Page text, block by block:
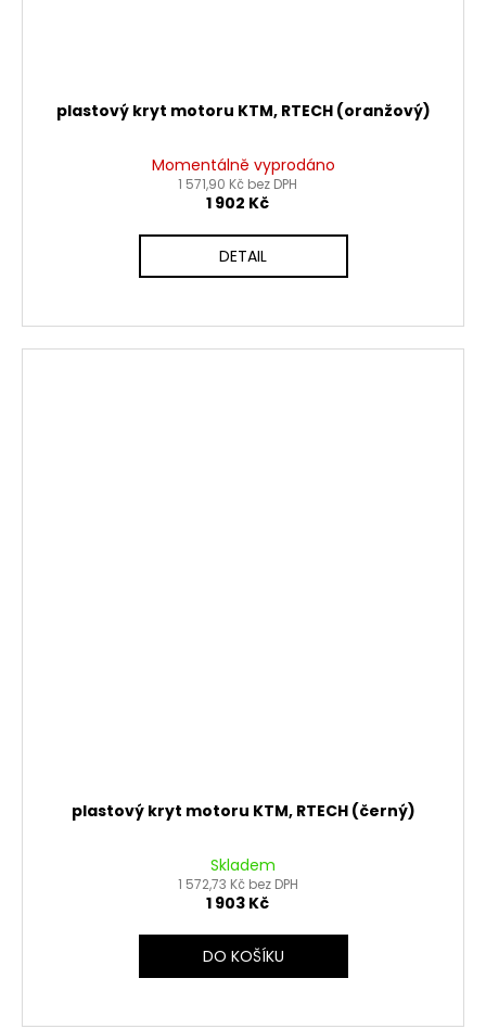
plastový kryt motoru KTM, RTECH (oranžový)
Momentálně vyprodáno
1 571,90 Kč bez DPH
1 902 Kč
DETAIL
plastový kryt motoru KTM, RTECH (černý)
Skladem
1 572,73 Kč bez DPH
1 903 Kč
DO KOŠÍKU